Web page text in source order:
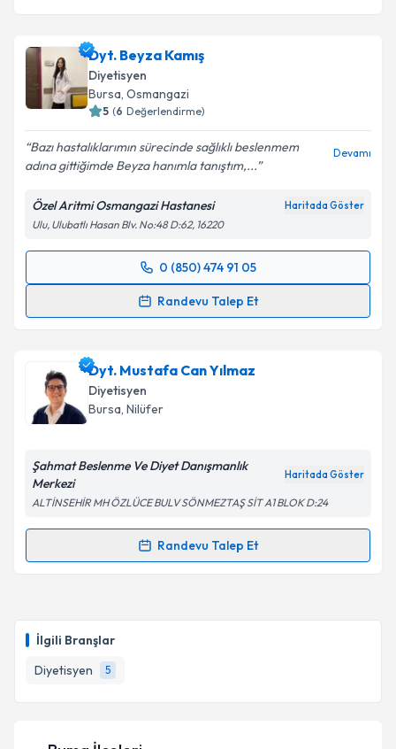
İlgili Branşlar
Diyetisyen
5
Dyt. Beyza Kamış
Diyetisyen
Bursa, Osmangazi
5 (6 Değerlendirme)
Bazı hastalıklarımın sürecinde sağlıklı beslenmem
adına gittiğimde Beyza hanımla tanıştım,...
Devamı
Özel Aritmi Osmangazi Hastanesi Haritada Göster
Ulu, Ulubatlı Hasan Blv. No:48 D:62, 16220
0 (850) 474 91 05
Randevu Talep Et
Randevu Takvimi Talebi
takvim hazırlandığında e-posta ile bilgilendireceğiz.
E-posta Adresiniz
Kişisel verilerimin işlenmesine ilişkin
Metni'ni okudum ve kişisel verilerimin belirtilen
kapsamda işlenmesini kabul ediyorum.
Dyt. Mustafa Can Yılmaz
Diyetisyen
Bursa, Nilüfer
Şahmat Beslenme Ve Diyet Danışmanlık
Merkezi
Haritada Göster
ALTİNSEHİR MH ÖZLÜCE BULV SÖNMEZTAŞ SİT A1 BLOK D:24
Randevu Talep Et
Randevu Takvimi Talebi
takvim hazırlandığında e-posta ile bilgilendireceğiz.
E-posta Adresiniz